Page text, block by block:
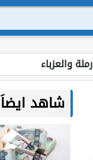
والعزباء
شاهد ايضاَ